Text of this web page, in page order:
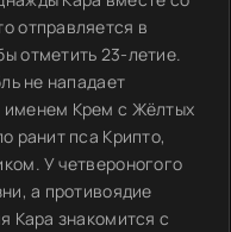
отправляется в
отметить 23-летие.
не нападает
именем Крем с Жёлтых
ранит пса Крипто,
У четвероногого
а противоядие
Кара знакомится с